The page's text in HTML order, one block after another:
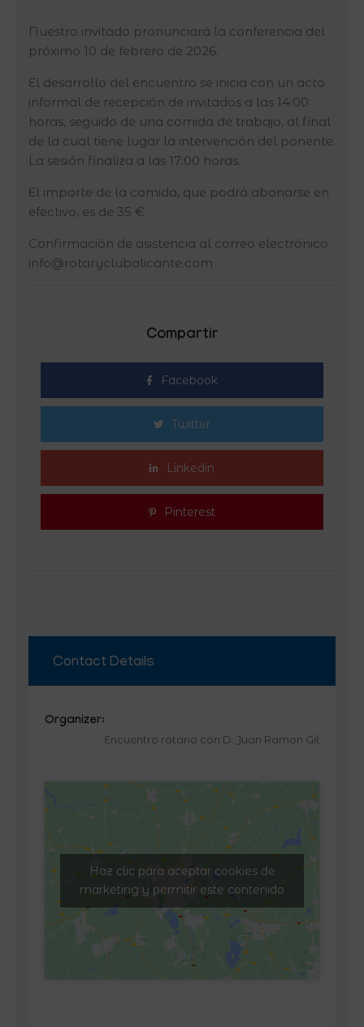
Nuestro invitado pronunciará la conferencia del
próximo 10 de febrero de 2026.
El desarrollo del encuentro se inicia con un acto
informal de recepción de invitados a las 14:00
horas, seguido de una comida de trabajo, al final
de la cual tiene lugar la intervención del ponente.
La sesión finaliza a las 17:00 horas.
El importe de la comida, que podrá abonarse en
efectivo, es de 35 €.
Confirmación de asistencia al correo electrónico
info@rotaryclubalicante.com
Compartir
Facebook
Twitter
Linkedin
Pinterest
Contact Details
Organizer:
Encuentro rotario con D. Juan Ramon Gil
Haz clic para aceptar cookies de
marketing y permitir este contenido